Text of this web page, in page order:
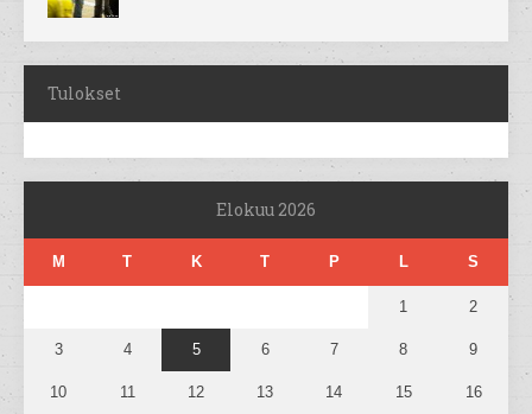
Tulokset
Elokuu 2026
M T K T P L S
1 2
3 4 5 6 7 8 9
10 11 12 13 14 15 16